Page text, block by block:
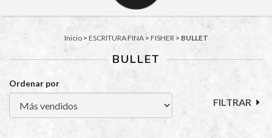
Inicio > ESCRITURA FINA > FISHER > BULLET
BULLET
Ordenar por
FILTRAR